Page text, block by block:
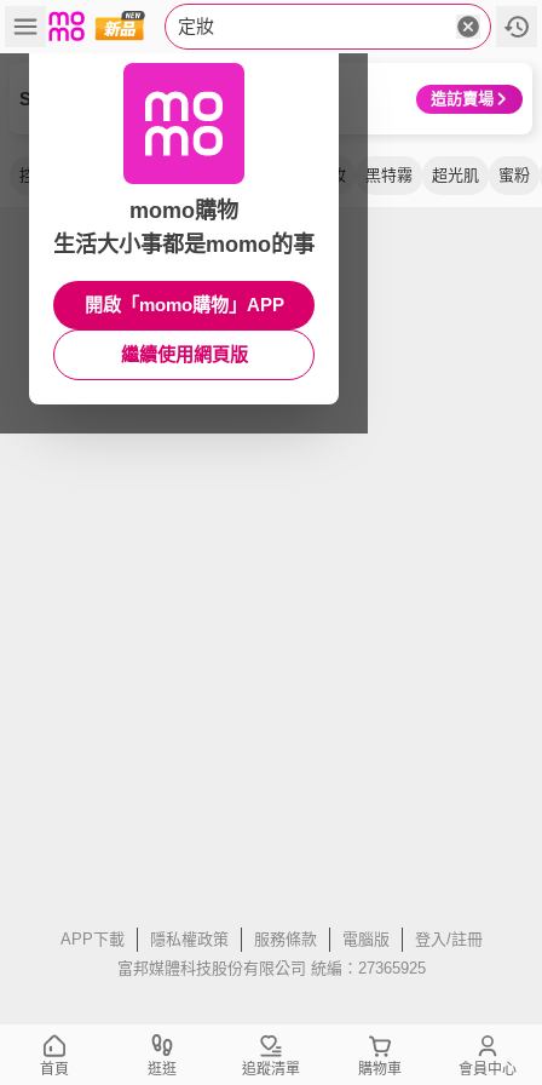
定妝
SHISEIDO 資生堂國際櫃 造訪賣場
控油 無極限 超持妝 黑特霧 超光肌 蜜粉
APP下載 隱私權政策 服務條款 電腦版
登入/註冊
富邦媒體科技股份有限公司 統編：27365925
momo購物
生活大小事都是momo的事
開啟「momo購物」APP
繼續使用網頁版
首頁 逛逛 追蹤清單 購物車 會員中心